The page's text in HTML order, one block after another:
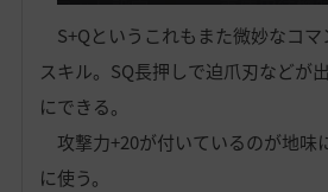
S+Qというこれもまた微妙なコ
スキル。SQ長押しで迫爪刃などが
にできる。
攻撃力+20が付いているのが地味
に使う。